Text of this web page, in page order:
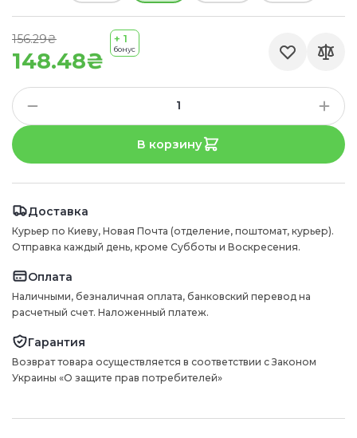
148.48₴
156.29₴ + 1
бонус
В корзину
Доставка
Курьер по Киеву, Новая Почта (отделение, поштомат, курьер).
Отправка каждый день, кроме Субботы и Воскресения.
Оплата
Наличными, безналичная оплата, банковский перевод на
расчетный счет. Наложенный платеж.
Гарантия
Возврат товара осуществляется в соответствии с Законом
Украины «О защите прав потребителей»